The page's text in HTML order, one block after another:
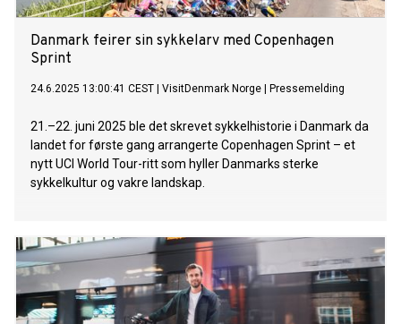
Danmark feirer sin sykkelarv med Copenhagen
Sprint
24.6.2025 13:00:41 CEST VisitDenmark Norge Pressemelding
21.–22. juni 2025 ble det skrevet sykkelhistorie i Danmark da
landet for første gang arrangerte Copenhagen Sprint – et
nytt UCI World Tour-ritt som hyller Danmarks sterke
sykkelkultur og vakre landskap.